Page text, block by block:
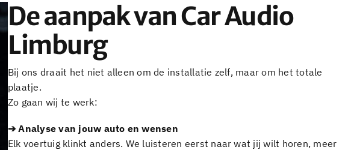
De aanpak van Car Audio
Limburg
Bij ons draait het niet alleen om de installatie zelf, maar om het totale
plaatje.
Zo gaan wij te werk:
➔ Analyse van jouw auto en wensen
Elk voertuig klinkt anders. We luisteren eerst naar wat jij wilt horen, meer